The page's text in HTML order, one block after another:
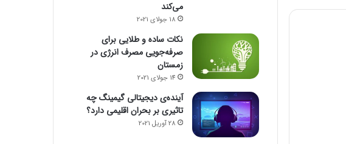
می‌کند
18 جولای 2021
نکات ساده و طلایی برای
صرفه‌جویی مصرف انرژی در
زمستان
14 جولای 2021
آینده‌ی دیجیتالی گیمینگ چه
تاثیری بر بحران اقلیمی دارد؟
28 آوریل 2021